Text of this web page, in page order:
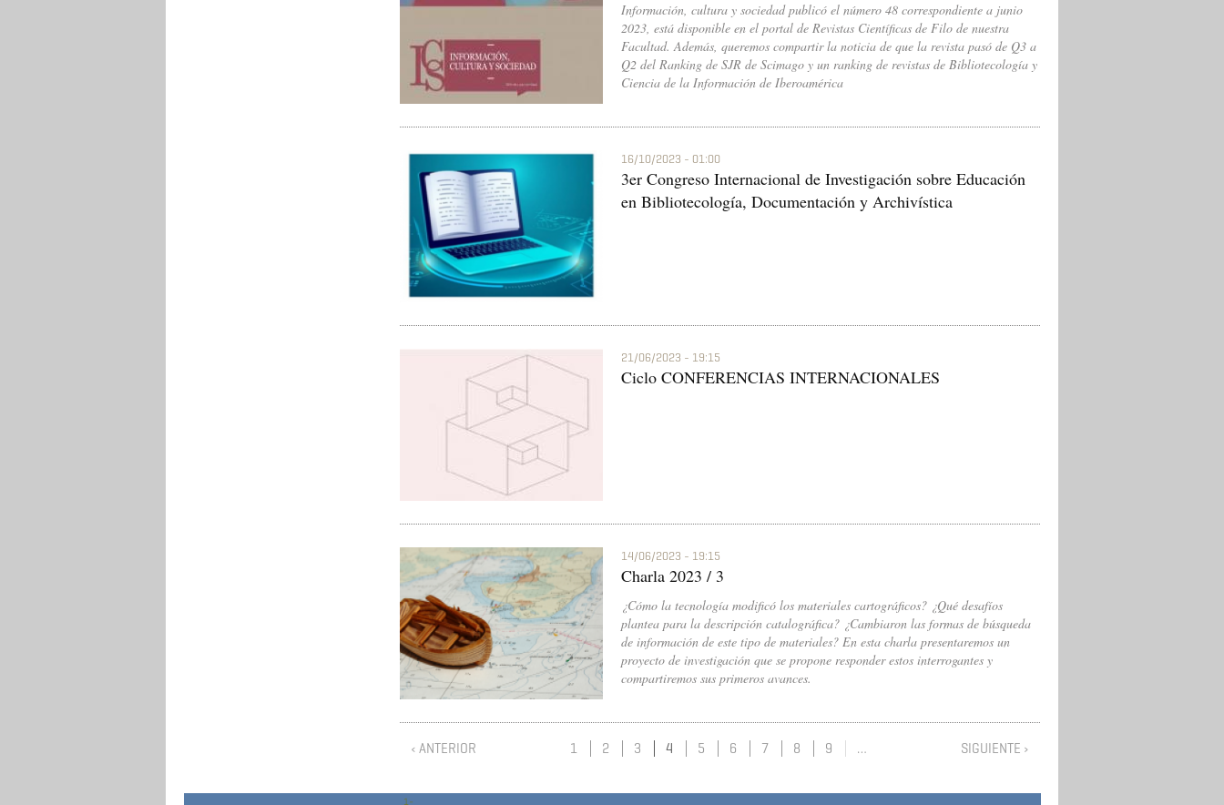
Información, cultura y sociedad publicó el número 48 correspondiente a junio
2023, está disponible en el portal de Revistas Científicas de Filo de nuestra
Facultad. Además, queremos compartir la noticia de que la revista pasó de Q3 a
Q2 del Ranking de SJR de Scimago y un ranking de revistas de Bibliotecología y
Ciencia de la Información de Iberoamérica
16/10/2023 - 01:00
3er Congreso Internacional de Investigación sobre Educación
en Bibliotecología, Documentación y Archivística
21/06/2023 - 19:15
Ciclo CONFERENCIAS INTERNACIONALES
14/06/2023 - 19:15
Charla 2023 / 3
¿Cómo la tecnología modificó los materiales cartográficos? ¿Qué desafíos
plantea para la descripción catalográfica? ¿Cambiaron las formas de búsqueda
de información de este tipo de materiales? En esta charla presentaremos un
proyecto de investigación que se propone responder estos interrogantes y
compartiremos sus primeros avances.
‹ ANTERIOR 1 2 3 4 5 6 7 8 9 … SIGUIENTE ›